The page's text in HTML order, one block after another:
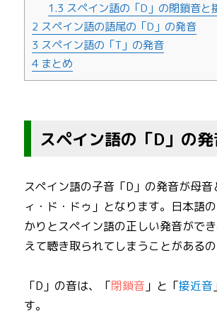
1.3 スペイン語の「D」の閉鎖音と
2 スペイン語の語尾の「D」の発音
3 スペイン語の「T」の発音
4 まとめ
スペイン語の「D」の
スペイン語の子音「D」の発音が母
ィ・ド・ドゥ」となります。日本語
かりとスペイン語の正しい発音がで
えて聴き取られてしまうことがある
「D」の音は、「閉鎖音 」と「接近音
す。